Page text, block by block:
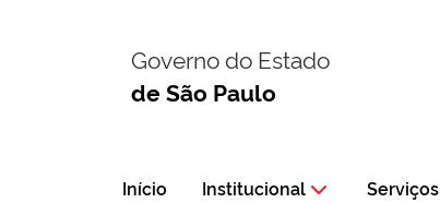
Governo do Estado
de São Paulo
Início Institucional Serviços